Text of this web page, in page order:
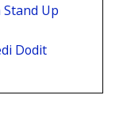
Up
Dodit